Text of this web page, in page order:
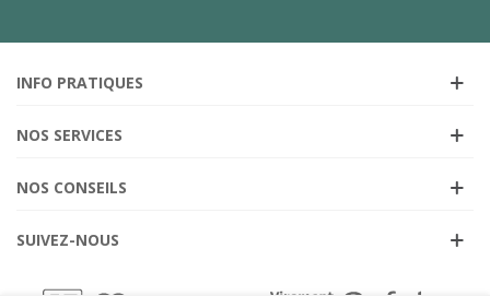
INFO PRATIQUES
NOS SERVICES
NOS CONSEILS
SUIVEZ-NOUS